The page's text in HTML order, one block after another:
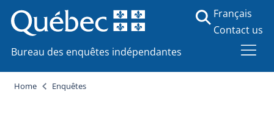
Bureau des enquêtes indépendantes
Français
Contact us
Home Enquêtes